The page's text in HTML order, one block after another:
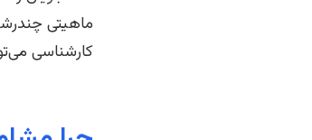
ماهیتی
کارشناسی